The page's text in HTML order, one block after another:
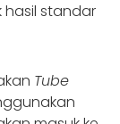
hasil standar
Tube